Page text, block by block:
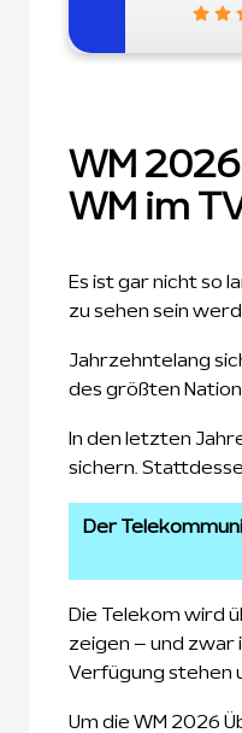
WM
WM im
Es ist gar nicht so
zu sehen sein
Jahrzehntelang
des größten
In den letzten
sichern.
Der
Die Telekom wird
zeigen – und zwar
Verfügung stehen
Um die WM 2026